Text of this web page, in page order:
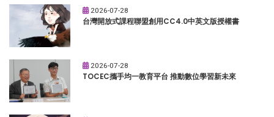
2026-07-28
台灣開放式課程聯盟創用CC4.0中英文版授權書
2026-07-28
TOCEC攜手均一教育平台 推動數位學習新未來